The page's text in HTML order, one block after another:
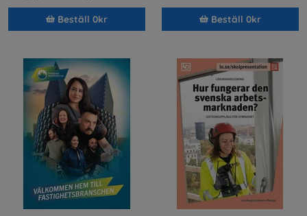
Beställ 0kr Beställ 0kr